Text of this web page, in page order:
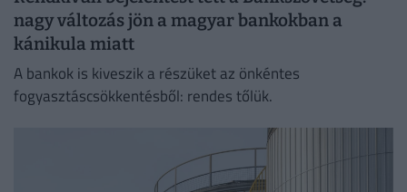
nagy változás jön a magyar bankokban a
kánikula miatt
A bankok is kiveszik a részüket az önkéntes
fogyasztáscsökkentésből: rendes tőlük.